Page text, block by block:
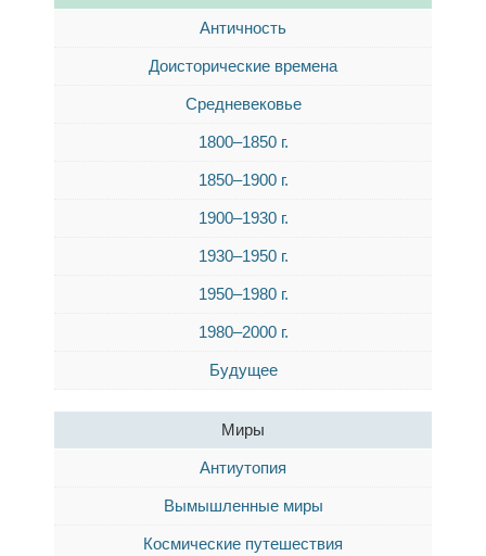
Античность
Доисторические времена
Средневековье
1800–1850 г.
1850–1900 г.
1900–1930 г.
1930–1950 г.
1950–1980 г.
1980–2000 г.
Будущее
Миры
Антиутопия
Вымышленные миры
Космические путешествия